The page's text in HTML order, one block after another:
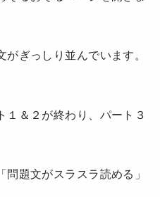
ぎっしり並んでいます。
１＆２が終わり、パート３
題文がスラスラ読める」